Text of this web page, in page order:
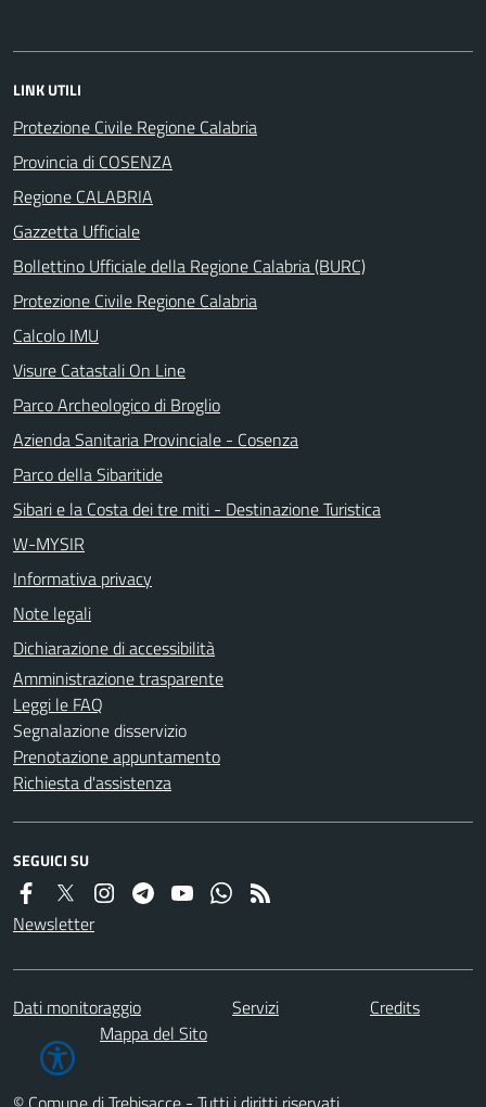
LINK UTILI
Protezione Civile Regione Calabria
Provincia di COSENZA
Regione CALABRIA
Gazzetta Ufficiale
Bollettino Ufficiale della Regione Calabria (BURC)
Protezione Civile Regione Calabria
Calcolo IMU
Visure Catastali On Line
Parco Archeologico di Broglio
Azienda Sanitaria Provinciale - Cosenza
Parco della Sibaritide
Sibari e la Costa dei tre miti - Destinazione Turistica
W-MYSIR
Informativa privacy
Note legali
Dichiarazione di accessibilità
Amministrazione trasparente
Leggi le FAQ
Segnalazione disservizio
Prenotazione appuntamento
Richiesta d'assistenza
SEGUICI SU
Newsletter
Dati monitoraggio Servizi
Credits
Mappa del Sito